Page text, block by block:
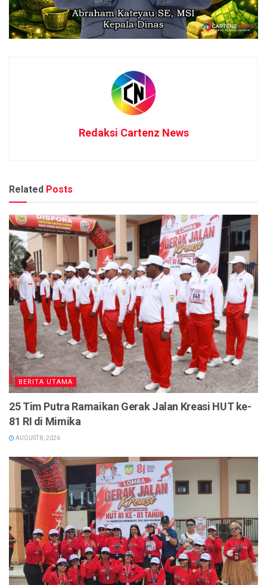
Redaksi Cartenz News
Related Posts
BERITA UTAMA
25 Tim Putra Ramaikan Gerak Jalan Kreasi HUT ke-
81 RI di Mimika
AUGUST 8, 2026